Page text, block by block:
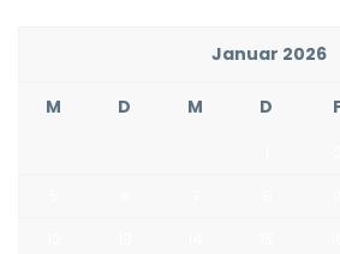
Januar 2026
M D M D